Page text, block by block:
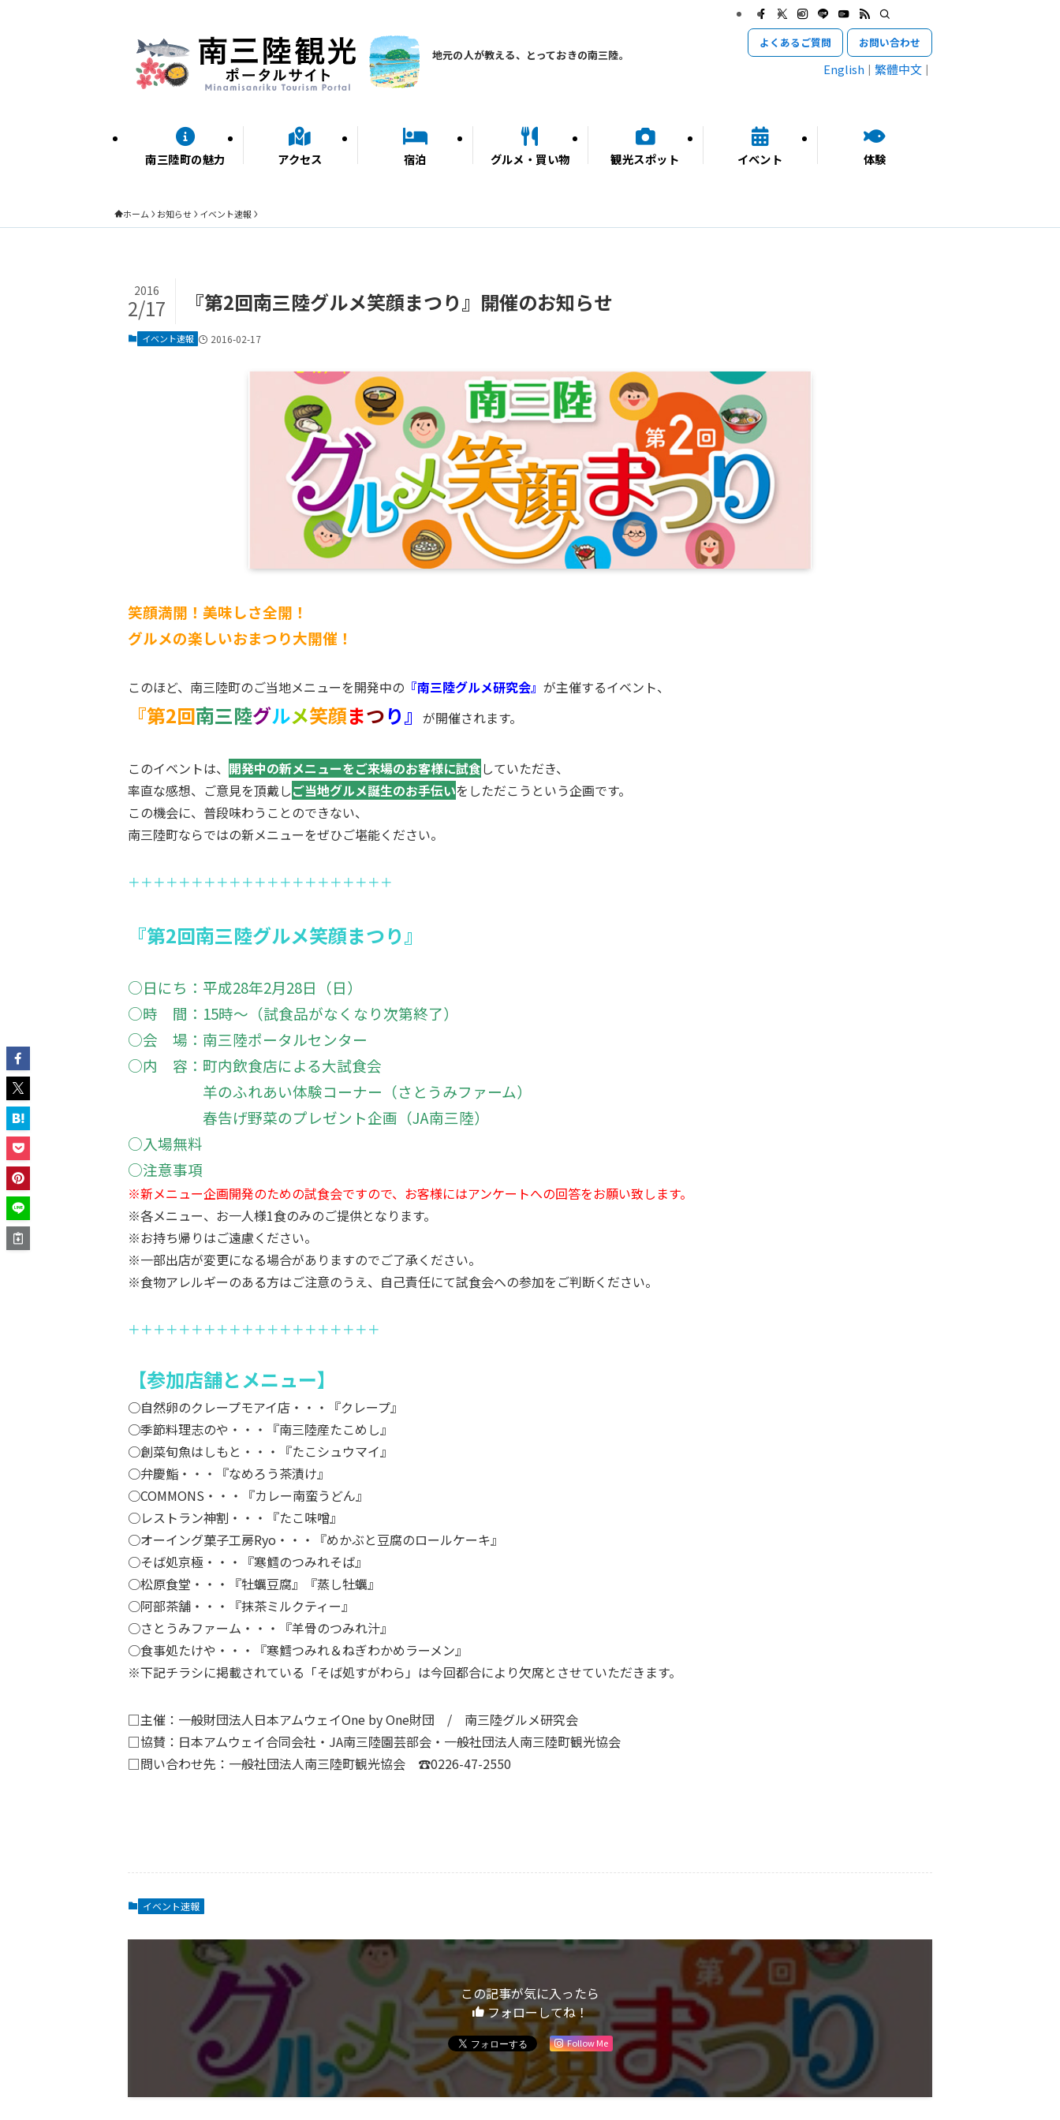
地元の人が教える、とっておきの南三陸。
南三陸町の魅力 アクセス 宿泊 グルメ・買い物 観光スポット イベント 体験
よくあるご質問 お問い合わせ
English 繁體中文
ホーム お知らせ イベント速報
『第2回南三陸グルメ笑顔まつり』開催のお知らせ
2016
2/17
イベント速報 2016-02-17
笑顔満開！美味しさ全開！
グルメの楽しいおまつり大開催！
このほど、南三陸町のご当地メニューを開発中の 『南三陸グルメ研究会』 が主催するイベント、
『第2回南三陸グルメ笑顔まつり』 が開催されます。
このイベントは、 開発中の新メニューをご来場のお客様に試食していただき、
率直な感想、ご意見を頂戴しご当地グルメ誕生のお手伝いをしただこうという企画です。
この機会に、普段味わうことのできない、
南三陸町ならではの新メニューをぜひご堪能ください。
＋＋＋＋＋＋＋＋＋＋＋＋＋＋＋＋＋＋＋＋＋
『第2回南三陸グルメ笑顔まつり』
○日にち：平成28年2月28日（日）
○時 間：15時〜（試食品がなくなり次第終了）
○会 場：南三陸ポータルセンター
○内 容：町内飲食店による大試食会
羊のふれあい体験コーナー（さとうみファーム）
春告げ野菜のプレゼント企画（JA南三陸）
○入場無料
○注意事項
※新メニュー企画開発のための試食会ですので、お客様にはアンケートへの回答をお願い致します。
※各メニュー、お一人様1食のみのご提供となります。
※お持ち帰りはご遠慮ください。
※一部出店が変更になる場合がありますのでご了承ください。
※食物アレルギーのある方はご注意のうえ、自己責任にて試食会への参加をご判断ください。
＋＋＋＋＋＋＋＋＋＋＋＋＋＋＋＋＋＋＋＋
【参加店舗とメニュー】
○自然卵のクレープモアイ店・・・『クレープ』
○季節料理志のや・・・『南三陸産たこめし』
○創菜旬魚はしもと・・・『たこシュウマイ』
○弁慶鮨・・・『なめろう茶漬け』
○COMMONS・・・『カレー南蛮うどん』
○レストラン神割・・・『たこ味噌』
○オーイング菓子工房Ryo・・・『めかぶと豆腐のロールケーキ』
○そば処京極・・・『寒鱈のつみれそば』
○松原食堂・・・『牡蠣豆腐』『蒸し牡蠣』
○阿部茶舗・・・『抹茶ミルクティー』
○さとうみファーム・・・『羊骨のつみれ汁』
○食事処たけや・・・『寒鱈つみれ＆ねぎわかめラーメン』
※下記チラシに掲載されている「そば処すがわら」は今回都合により欠席とさせていただきます。
□主催：一般財団法人日本アムウェイOne by One財団 / 南三陸グルメ研究会
□協賛：日本アムウェイ合同会社・JA南三陸園芸部会・一般社団法人南三陸町観光協会
□問い合わせ先：一般社団法人南三陸町観光協会 ☎0226-47-2550
イベント速報
この記事が気に入ったら
フォローしてね！
Follow Me